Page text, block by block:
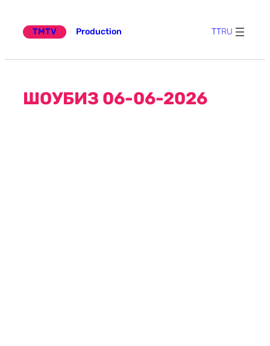
TMTV
Production TTRU
ШОУБИЗ 06-06-2026